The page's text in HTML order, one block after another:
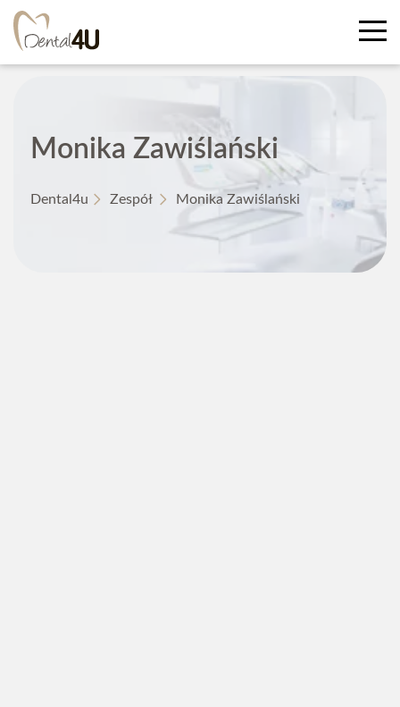
Monika Zawiślański
Dental4u Zespół Monika Zawiślański